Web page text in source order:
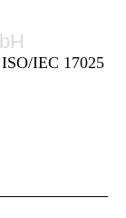
IEC 17025